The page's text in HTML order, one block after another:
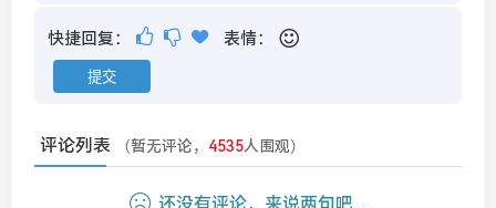
快捷回复： 表情：
评论列表 （暂无评论， 4535人围观）